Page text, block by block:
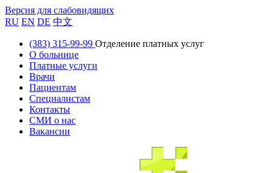
Версия для слабовидящих
RU EN DE 中文
(383) 315-99-99 Отделение платных услуг
О больнице
Платные услуги
Врачи
Пациентам
Специалистам
Контакты
СМИ о нас
Вакансии